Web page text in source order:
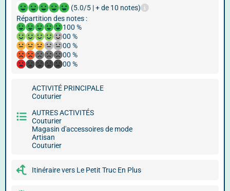
(5.0/5 | + de 10 notes)
Répartition des notes :
100 %
00 %
00 %
00 %
00 %
ACTIVITÉ PRINCIPALE
Couturier
AUTRES ACTIVITÉS
Couturier
Magasin d'accessoires de mode
Artisan
Couturier
Itinéraire vers Le Petit Truc En Plus